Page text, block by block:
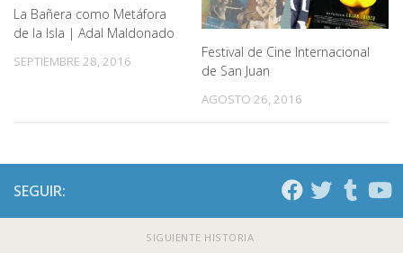
La Bañera como Metáfora
de la Isla | Adal Maldonado
SEPTIEMBRE 28, 2016
Festival de Cine Internacional
de San Juan
AGOSTO 26, 2016
SEGUIR:
SIGUIENTE HISTORIA